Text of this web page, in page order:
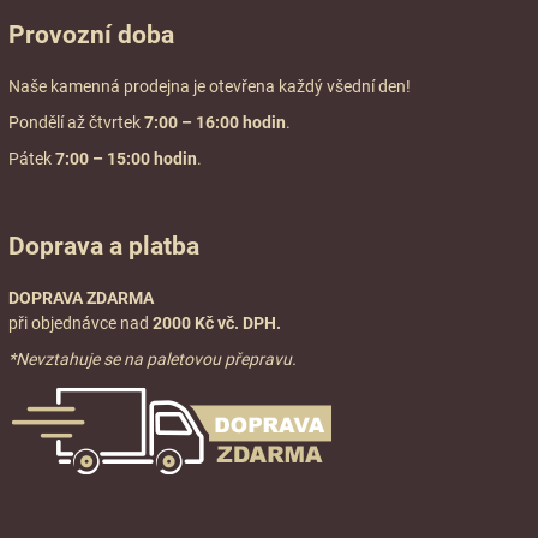
Provozní doba
Naše kamenná prodejna je otevřena každý všední den!
Pondělí až čtvrtek7:00 – 16:00 hodin.
Pátek7:00 – 15:00 hodin.
Doprava a platba
DOPRAVA ZDARMA
při objednávce nad 2000 Kč vč. DPH.
*Nevztahuje se na paletovou přepravu.